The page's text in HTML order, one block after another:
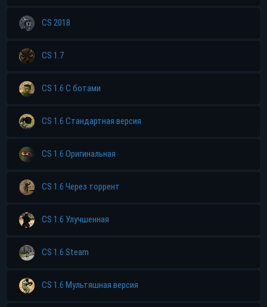
CS 2018
CS 1.7
CS 1.6 С ботами
CS 1.6 Стандартная версия
CS 1.6 Оригинальная
CS 1.6 Через торрент
CS 1.6 Улучшенная
CS 1.6 Steam
CS 1.6 Мультяшная версия